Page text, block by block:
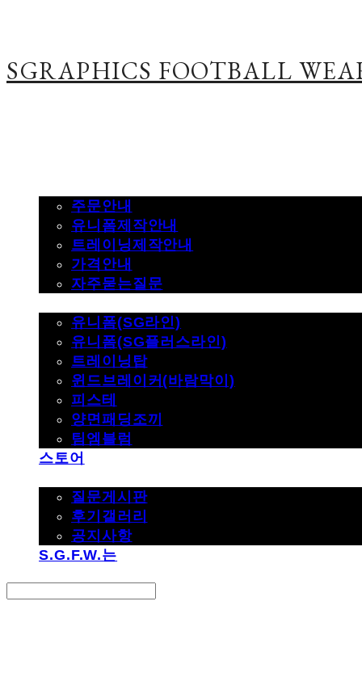
SGRAPHICS FOOTBALL
주문안내
유니폼제작안내
트레이닝제작안내
가격안내
자주묻는질문
유니폼(SG라인)
유니폼(SG플러스라인)
트레이닝탑
윈드브레이커(바람막이)
피스테
양면패딩조끼
팀엠블럼
스토어
질문게시판
후기갤러리
공지사항
S.G.F.W.는